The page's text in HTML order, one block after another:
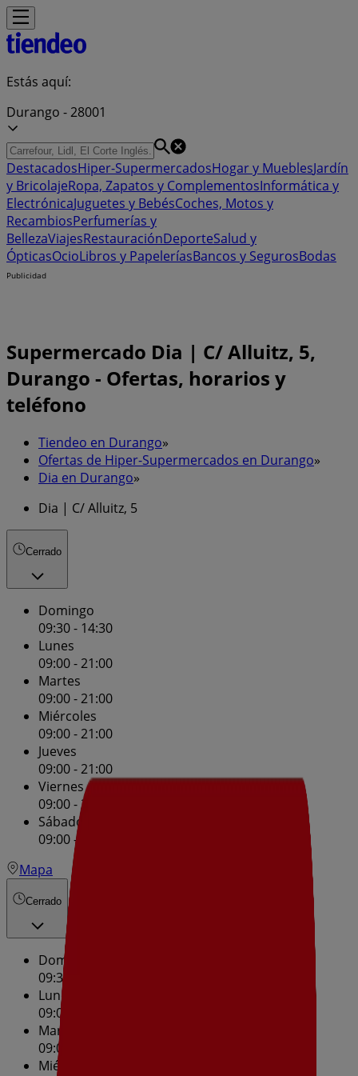
Estás aquí:
Durango - 28001
DestacadosHiper-SupermercadosHogar y MueblesJardín
y BricolajeRopa, Zapatos y ComplementosInformática y
ElectrónicaJuguetes y BebésCoches, Motos y
RecambiosPerfumerías y
BellezaViajesRestauraciónDeporteSalud y
ÓpticasOcioLibros y PapeleríasBancos y SegurosBodas
Publicidad
Supermercado Dia | C/ Alluitz, 5,
Durango - Ofertas, horarios y
teléfono
Tiendeo en Durango»
Ofertas de Hiper-Supermercados en Durango»
Dia en Durango»
Dia | C/ Alluitz, 5
Cerrado
Domingo
09:30 - 14:30
Lunes
09:00 - 21:00
Martes
09:00 - 21:00
Miércoles
09:00 - 21:00
Jueves
09:00 - 21:00
Viernes
09:00 - 21:00
Sábado
09:00 - 21:00
Mapa
Cerrado
Domingo
09:30 - 14:30
Lunes
09:00 - 21:00
Martes
09:00 - 21:00
Miércoles